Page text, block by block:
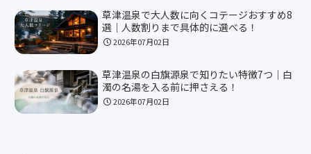
草津温泉で大人数に向くコテージおすすめ8
選｜人数割りまで具体的に選べる！
2026年07月02日
草津温泉の白旗源泉で知りたい特徴7つ｜白
濁の名湯を入る前に押さえる！
2026年07月02日